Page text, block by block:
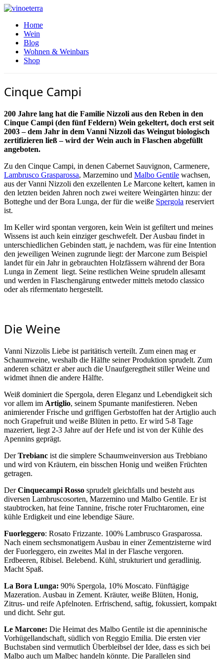
Home
Wein
Blog
Wohnen & Weinbars
Shop
Cinque Campi
200 Jahre lang hat die Familie Nizzoli aus den Reben in den
Cinque Campi (den fünf Feldern) Wein gekeltert, doch erst seit
2003 – dem Jahr in dem Vanni Nizzoli das Weingut biologisch
zertifizieren ließ – wird der Wein auch in Flaschen abgefüllt
angeboten.
Zu den Cinque Campi, in denen Cabernet Sauvignon, Carmenere,
Lambrusco Grasparossa, Marzemino und Malbo Gentile wachsen,
aus der Vanni Nizzoli den exzellenten Le Marcone keltert, kamen in
den letzten beiden Jahren noch zwei weitere Weingärten hinzu: der
Botteghe und der Bora Lunga, der für die weiße Spergola reserviert
ist.
Im Keller wird spontan vergoren, kein Wein ist gefiltert und meines
Wissens ist auch kein einziger geschwefelt. Der Ausbau findet in
unterschiedlichen Gebinden statt, je nachdem, was für eine Intention
den jeweiligen Weinen zugrunde liegt: der Marcone zum Beispiel
landet für ein Jahr in gebrauchten Holzfässern während der Bora
Lunga in Zement liegt. Seine restlichen Weine sprudeln allesamt
und werden in Flaschengärung entweder mittels metodo classico
oder als rifermentato hergestellt.
Die Weine
Vanni Nizzolis Liebe ist paritätisch verteilt. Zum einen mag er
Schaumweine, weshalb die Hälfte seiner Produktion sprudelt. Zum
anderen schätzt er aber auch die Unaufgeregtheit stiller Weine und
widmet ihnen die andere Hälfte.
Weiß dominiert die Spergola, deren Eleganz und Lebendigkeit sich
vor allem im Artiglio, seinem Spumante manifestieren. Neben
animierender Frische und griffigen Gerbstoffen hat der Artiglio auch
noch Grapefruit und weiße Blüten in petto. Er wird 5-8 Tage
mazeriert, liegt 2-3 Jahre auf der Hefe und ist von der Kühle des
Apennins geprägt.
DerTrebianc ist die simplere Schaumweinversion aus Trebbiano
und wird von Kräutern, ein bisschen Honig und weißen Früchten
getragen.
DerCinquecampi Rosso sprudelt gleichfalls und besteht aus
diversen Lambruscosorten, Marzemino und Malbo Gentile. Er ist
staubtrocken, hat feine Tannine, frische roter Fruchtaromen, eine
kühle Erdigkeit und eine lebendige Säure.
Fuorleggero: Rosato Frizzante. 100% Lambrusco Grasparossa.
Nach einem sechsmonatigem Ausbau in einer Zementzisterne wird
der Fuorleggero, ein zweites Mal in der Flasche vergoren.
Erdbeeren, Ribisel. Belebend. Kühl, strukturiert und geradlinig.
Macht Spaß.
La Bora Lunga: 90% Spergola, 10% Moscato. Fünftägige
Mazeration. Ausbau in Zement. Kräuter, weiße Blüten, Honig,
Zitrus- und reife Apfelnoten. Erfrischend, saftig, fokussiert, kompakt
und dicht. Sehr gut.
Le Marcone: Die Heimat des Malbo Gentile ist die apenninische
Vorhügellandschaft, südlich von Reggio Emilia. Die ersten vier
Buchstaben sind vermutlich Überbleibsel der Idee, dass es sich bei
Malbo auch um Malbec handeln könnte. Die Parallelen sind